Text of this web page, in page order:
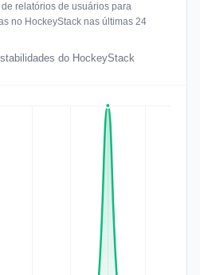
relatórios de usuários para
no HockeyStack nas últimas 24
do HockeyStack